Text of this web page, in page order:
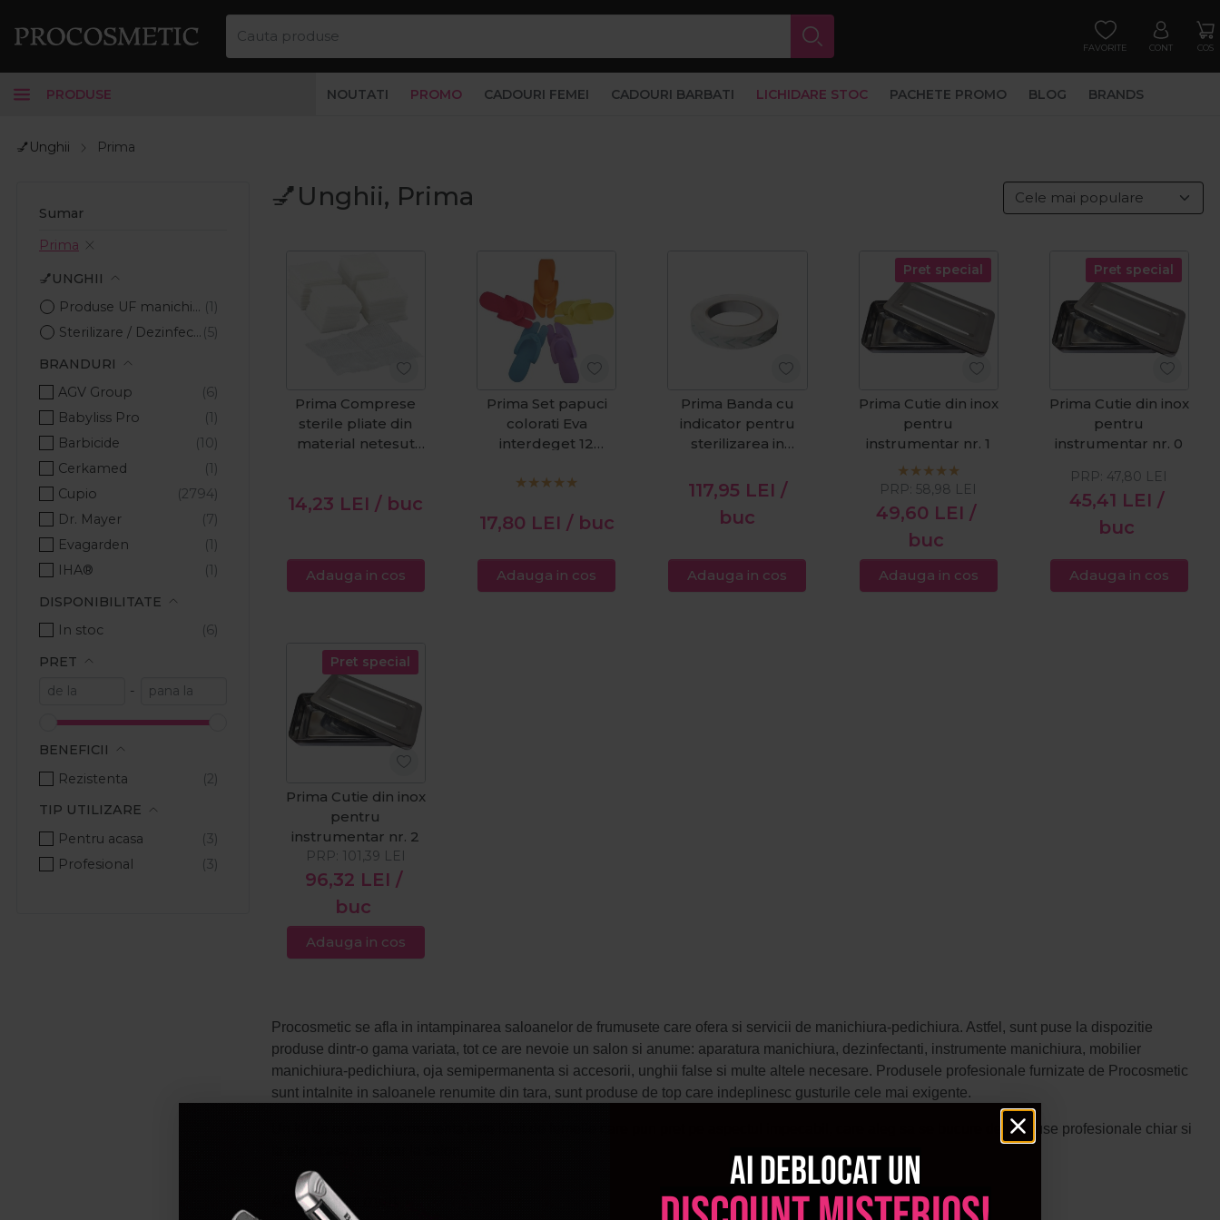
FAVORITE CONT COS
PRODUSE NOUTATI PROMO CADOURI FEMEI CADOURI BARBATI LICHIDARE STOC PACHETE PROMO BLOG BRANDS
💅Unghii Prima
Sumar
Prima
💅UNGHII
Produse UF manichiura/pedichiura
Sterilizare / Dezinfectare
BRANDURI
AGV Group
Babyliss Pro
Barbicide
Cerkamed
Cupio
Dr. Mayer
Evagarden
IHA®
Kiepe Professional
Long Lashes
Nippes
Novicide
OCC Switzerland
Pinx
Thuya Professional
DISPONIBILITATE
In stoc
PRET
-
BENEFICII
Rezistenta
TIP UTILIZARE
Pentru acasa
Profesional
💅Unghii, Prima
Prima Comprese
sterile pliate din
material netesut
14,23 LEI / buc
Adauga in cos
Prima Set papuci
colorati Eva
interdeget 12
17,80 LEI / buc
Adauga in cos
Prima Banda cu
indicator pentru
sterilizarea in
117,95 LEI /
buc
Adauga in cos
Pret special
Prima Cutie din inox
pentru
instrumentar nr. 1
49,60 LEI /
buc
PRP: 58,98 LEI
Adauga in cos
Pret special
Prima Cutie din inox
pentru
instrumentar nr. 0
45,41 LEI /
buc
PRP: 47,80 LEI
Adauga in cos
Pret special
Prima Cutie din inox
pentru
instrumentar nr. 2
96,32 LEI /
buc
PRP: 101,39 LEI
Adauga in cos
Procosmetic se afla in intampinarea saloanelor de frumusete care ofera si servicii de manichiura-pedichiura. Astfel, sunt puse la dispozitie
produse dintr-o gama variata, tot ce are nevoie un salon si anume: aparatura manichiura, dezinfectanti, instrumente manichiura, mobilier
manichiura-pedichiura, oja semipermanenta si accesorii, unghii false si multe altele necesare. Produsele profesionale furnizate de Procosmetic
sunt intalnite in saloanele renumite din tara, sunt produse de top care indeplinesc gusturile cele mai exigente.
Un kit de oja semipermanenta este iubit de femeile care pun pret pe aspectul impecabil, care aleg sa se bucure de produse profesionale chiar si
Produsele profesionale de manichiura si pedichiura, un gel de unghii de la o marca de renume inseamna implicit servicii de top ale salonului tau,
deci cliente multumite care se intorc. Procosmetic furnizeaza produse de la cei mai mari producatori din domeniu: Thuya, Cupio, Seche Vite la
Afiseaza mai mult
Ai deblocat un